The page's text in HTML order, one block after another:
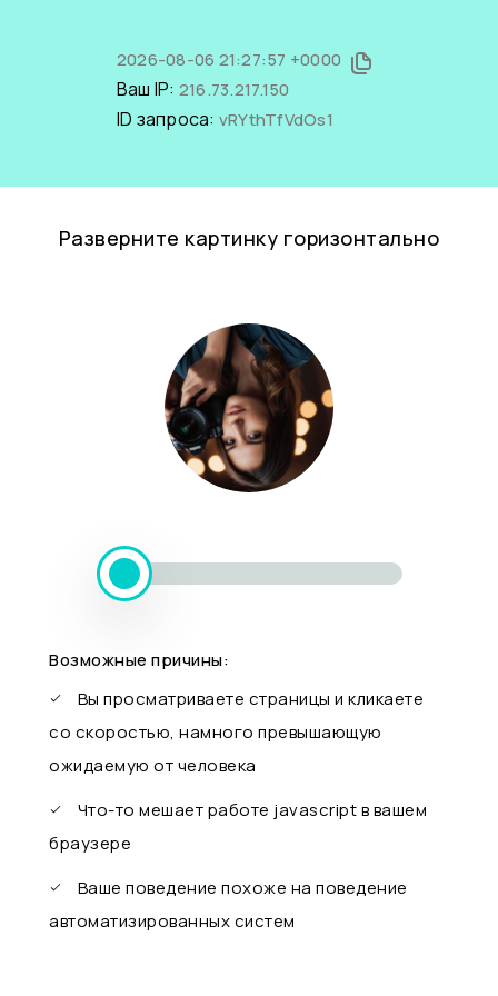
2026-08-06 21:27:57 +0000
Ваш IP: 216.73.217.150
ID запроса: vRYthTfVdOs1
Разверните картинку горизонтально
Возможные причины:
Вы просматриваете страницы и кликаете
со скоростью, намного превышающую
ожидаемую от человека
Что-то мешает работе javascript в вашем
браузере
Ваше поведение похоже на поведение
автоматизированных систем